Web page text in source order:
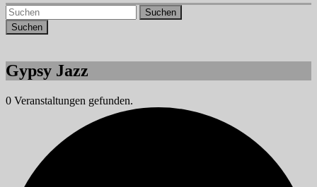
Suchen
Gypsy Jazz
0 Veranstaltungen gefunden.